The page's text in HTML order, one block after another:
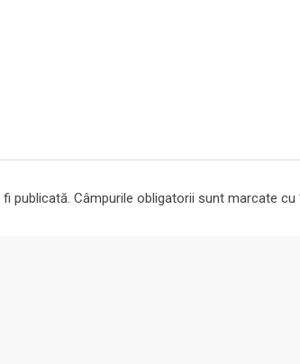
publicată. Câmpurile obligatorii sunt marcate cu